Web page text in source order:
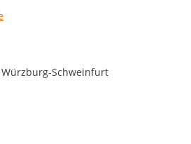
Schweinfurt